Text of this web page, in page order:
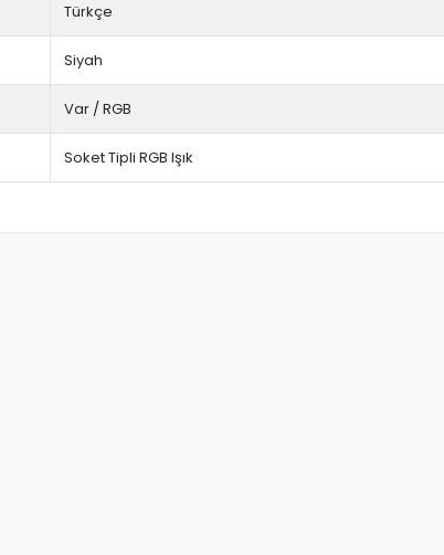
Türkçe
Siyah
Var / RGB
Soket Tipli RGB Işık